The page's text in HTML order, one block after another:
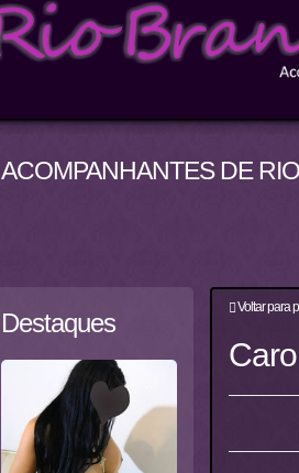
ACOMPANHANTES DE
Destaques
Voltar para